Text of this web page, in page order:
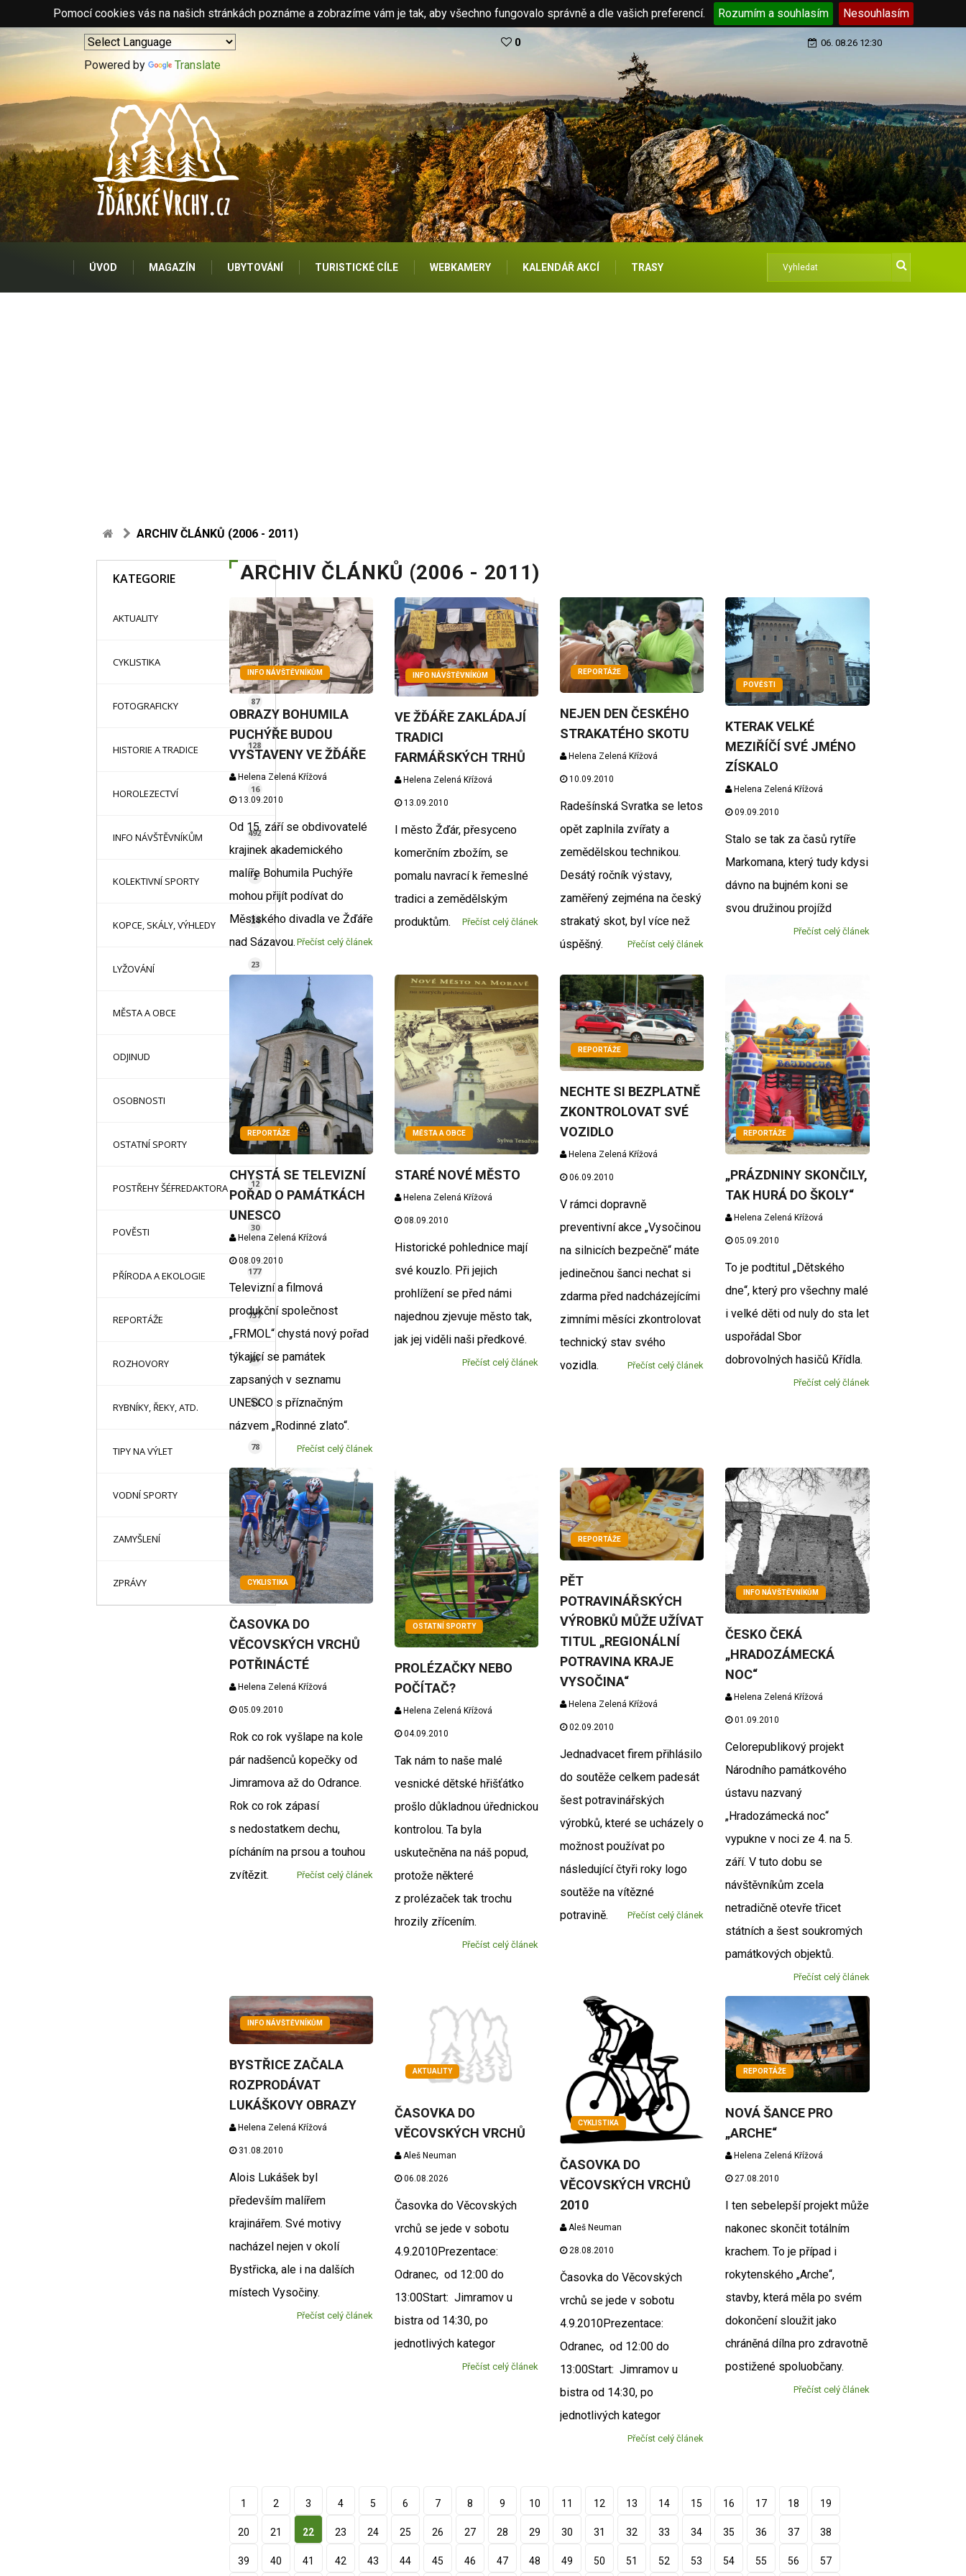
Pomocí cookies vás na našich stránkách poznáme a zobrazíme vám je tak, aby všechno fungovalo správně a dle vašich preferencí. Rozumím a souhlasím Nesouhlasím
Powered by Translate
0 06. 08.26 12:30
ÚVOD MAGAZÍN UBYTOVÁNÍ TURISTICKÉ CÍLE WEBKAMERY KALENDÁŘ AKCÍ TRASY
ARCHIV ČLÁNKŮ (2006 - 2011)
KATEGORIE
AKTUALITY 48
CYKLISTIKA 16
FOTOGRAFICKY 87
HISTORIE A TRADICE 128
HOROLEZECTVÍ 16
INFO NÁVŠTĚVNÍKŮM 492
KOLEKTIVNÍ SPORTY 2
KOPCE, SKÁLY, VÝHLEDY 24
LYŽOVÁNÍ 23
MĚSTA A OBCE
ODJINUD 13
OSOBNOSTI 42
OSTATNÍ SPORTY 71
POSTŘEHY ŠÉFREDAKTORA 12
POVĚSTI 30
PŘÍRODA A EKOLOGIE 177
REPORTÁŽE 737
ROZHOVORY 61
RYBNÍKY, ŘEKY, ATD. 14
TIPY NA VÝLET 78
VODNÍ SPORTY 2
ZAMYŠLENÍ 1
ZPRÁVY 85
ARCHIV ČLÁNKŮ (2006 - 2011)
INFO NÁVŠTĚVNÍKŮM
OBRAZY BOHUMILA
PUCHÝŘE BUDOU
VYSTAVENY VE ŽĎÁŘE
Helena Zelená Křížová
13.09.2010
Od 15. září se obdivovatelé
krajinek akademického
malíře Bohumila Puchýře
mohou přijít podívat do
Městského divadla ve Žďáře
nad Sázavou. Přečíst celý článek
INFO NÁVŠTĚVNÍKŮM
VE ŽĎÁŘE ZAKLÁDAJÍ
TRADICI
FARMÁŘSKÝCH TRHŮ
Helena Zelená Křížová
13.09.2010
I město Žďár, přesyceno
komerčním zbožím, se
pomalu navrací k řemeslné
tradici a zemědělským
produktům.
Přečíst celý článek
REPORTÁŽE
NEJEN DEN ČESKÉHO
STRAKATÉHO SKOTU
Helena Zelená Křížová
10.09.2010
Radešínská Svratka se letos
opět zaplnila zvířaty a
zemědělskou technikou.
Desátý ročník výstavy,
zaměřený zejména na český
strakatý skot, byl více než
úspěšný.
Přečíst celý článek
POVĚSTI
KTERAK VELKÉ
MEZIŘÍČÍ SVÉ JMÉNO
ZÍSKALO
Helena Zelená Křížová
09.09.2010
Stalo se tak za časů rytíře
Markomana, který tudy kdysi
dávno na bujném koni se
svou družinou projížd
Přečíst celý článek
REPORTÁŽE
CHYSTÁ SE TELEVIZNÍ
POŘAD O PAMÁTKÁCH
UNESCO
Helena Zelená Křížová
08.09.2010
Televizní a filmová
produkční společnost
„FRMOL“ chystá nový pořad
týkající se památek
zapsaných v seznamu
UNESCO s příznačným
názvem „Rodinné zlato“.
Přečíst celý článek
MĚSTA A OBCE
STARÉ NOVÉ MĚSTO
Helena Zelená Křížová
08.09.2010
Historické pohlednice mají
své kouzlo. Při jejich
prohlížení se před námi
najednou zjevuje město tak,
jak jej viděli naši předkové.
Přečíst celý článek
REPORTÁŽE
NECHTE SI BEZPLATNĚ
ZKONTROLOVAT SVÉ
VOZIDLO
Helena Zelená Křížová
06.09.2010
V rámci dopravně
preventivní akce „Vysočinou
na silnicích bezpečně“ máte
jedinečnou šanci nechat si
zdarma před nadcházejícími
zimními měsíci zkontrolovat
technický stav svého
vozidla.
Přečíst celý článek
REPORTÁŽE
„PRÁZDNINY SKONČILY,
TAK HURÁ DO ŠKOLY“
Helena Zelená Křížová
05.09.2010
To je podtitul „Dětského
dne“, který pro všechny malé
i velké děti od nuly do sta let
uspořádal Sbor
dobrovolných hasičů Křídla.
Přečíst celý článek
CYKLISTIKA
ČASOVKA DO
VĚCOVSKÝCH VRCHŮ
POTŘINÁCTÉ
Helena Zelená Křížová
05.09.2010
Rok co rok vyšlape na kole
pár nadšenců kopečky od
Jimramova až do Odrance.
Rok co rok zápasí
s nedostatkem dechu,
pícháním na prsou a touhou
zvítězit.
Přečíst celý článek
OSTATNÍ SPORTY
PROLÉZAČKY NEBO
POČÍTAČ?
Helena Zelená Křížová
04.09.2010
Tak nám to naše malé
vesnické dětské hřišťátko
prošlo důkladnou úřednickou
kontrolou. Ta byla
uskutečněna na náš popud,
protože některé
z prolézaček tak trochu
hrozily zřícením.
Přečíst celý článek
REPORTÁŽE
PĚT
POTRAVINÁŘSKÝCH
VÝROBKŮ MŮŽE UŽÍVAT
TITUL „REGIONÁLNÍ
POTRAVINA KRAJE
VYSOČINA“
Helena Zelená Křížová
02.09.2010
Jednadvacet firem přihlásilo
do soutěže celkem padesát
šest potravinářských
výrobků, které se ucházely o
možnost používat po
následující čtyři roky logo
soutěže na vítězné
potravině.
Přečíst celý článek
INFO NÁVŠTĚVNÍKŮM
ČESKO ČEKÁ
„HRADOZÁMECKÁ
NOC“
Helena Zelená Křížová
01.09.2010
Celorepublikový projekt
Národního památkového
ústavu nazvaný
„Hradozámecká noc“
vypukne v noci ze 4. na 5.
září. V tuto dobu se
návštěvníkům zcela
netradičně otevře třicet
státních a šest soukromých
památkových objektů.
Přečíst celý článek
INFO NÁVŠTĚVNÍKŮM
BYSTŘICE ZAČALA
ROZPRODÁVAT
LUKÁŠKOVY OBRAZY
Helena Zelená Křížová
31.08.2010
Alois Lukášek byl
především malířem
krajinářem. Své motivy
nacházel nejen v okolí
Bystřicka, ale i na dalších
místech Vysočiny.
Přečíst celý článek
AKTUALITY
ČASOVKA DO
VĚCOVSKÝCH VRCHŮ
Aleš Neuman
06.08.2026
Časovka do Věcovských
vrchů se jede v sobotu
4.9.2010Prezentace:
Odranec, od 12:00 do
13:00Start: Jimramov u
bistra od 14:30, po
jednotlivých kategor
Přečíst celý článek
CYKLISTIKA
ČASOVKA DO
VĚCOVSKÝCH VRCHŮ
2010
Aleš Neuman
28.08.2010
Časovka do Věcovských
vrchů se jede v sobotu
4.9.2010Prezentace:
Odranec, od 12:00 do
13:00Start: Jimramov u
bistra od 14:30, po
jednotlivých kategor
Přečíst celý článek
REPORTÁŽE
NOVÁ ŠANCE PRO
„ARCHE“
Helena Zelená Křížová
27.08.2010
I ten sebelepší projekt může
nakonec skončit totálním
krachem. To je případ i
rokytenského „Arche“,
stavby, která měla po svém
dokončení sloužit jako
chráněná dílna pro zdravotně
postižené spoluobčany.
Přečíst celý článek
1 2 3 4 5 6 7 8 9 10 11 12 13 14 15 16 17 18 19
20 21 22 23 24 25 26 27 28 29 30 31 32 33 34 35 36 37 38
39 40 41 42 43 44 45 46 47 48 49 50 51 52 53 54 55 56 57